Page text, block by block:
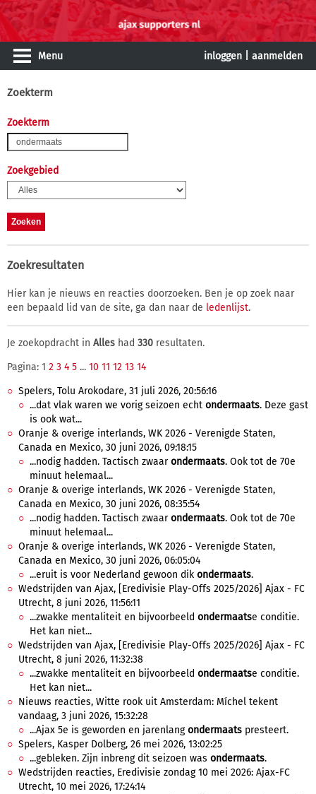
Menu inloggen aanmelden
Zoekterm
Zoekterm
Zoekgebied
Zoekresultaten
Hier kan je nieuws en reacties doorzoeken. Ben je op zoek naar
een bepaald lid van de site, ga dan naar de ledenlijst.
Je zoekopdracht in Alles had 330 resultaten.
Pagina: 1 2 3 4 5 ... 10 11 12 13 14
Spelers, Tolu Arokodare, 31 juli 2026, 20:56:16
...dat vlak waren we vorig seizoen echt ondermaats. Deze gast
is ook wat...
Oranje & overige interlands, WK 2026 - Verenigde Staten,
Canada en Mexico, 30 juni 2026, 09:18:15
...nodig hadden. Tactisch zwaarondermaats. Ook tot de 70e
minuut helemaal...
Oranje & overige interlands, WK 2026 - Verenigde Staten,
Canada en Mexico, 30 juni 2026, 08:35:54
...nodig hadden. Tactisch zwaarondermaats. Ook tot de 70e
minuut helemaal...
Oranje & overige interlands, WK 2026 - Verenigde Staten,
Canada en Mexico, 30 juni 2026, 06:05:04
...eruit is voor Nederland gewoon dik ondermaats.
Wedstrijden van Ajax, [Eredivisie Play-Offs 2025/2026] Ajax - FC
Utrecht, 8 juni 2026, 11:56:11
...zwakke mentaliteit en bijvoorbeeld ondermaatse conditie.
Het kan niet...
Wedstrijden van Ajax, [Eredivisie Play-Offs 2025/2026] Ajax - FC
Utrecht, 8 juni 2026, 11:32:38
...zwakke mentaliteit en bijvoorbeeld ondermaatse conditie.
Het kan niet...
Nieuws reacties, Witte rook uit Amsterdam: Míchel tekent
vandaag, 3 juni 2026, 15:32:28
...Ajax 5e is geworden en jarenlangondermaats presteert.
Spelers, Kasper Dolberg, 26 mei 2026, 13:02:25
...gebleken. Zijn inbreng dit seizoen was ondermaats.
Wedstrijden reacties, Eredivisie zondag 10 mei 2026: Ajax-FC
Utrecht, 10 mei 2026, 17:24:14